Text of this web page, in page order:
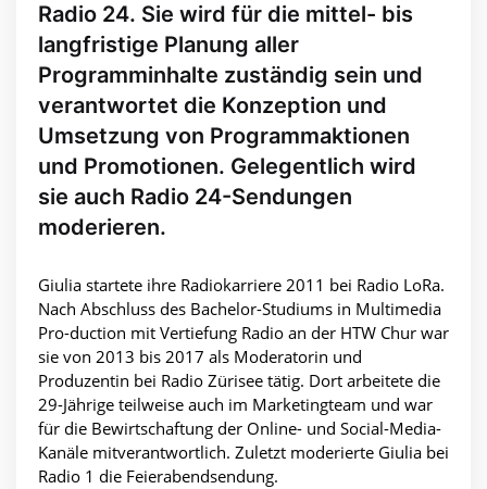
Radio 24. Sie wird für die mittel- bis
langfristige Planung aller
Programminhalte zuständig sein und
verantwortet die Konzeption und
Umsetzung von Programmaktionen
und Promotionen. Gelegentlich wird
sie auch Radio 24-Sendungen
moderieren.
Giulia startete ihre Radiokarriere 2011 bei Radio LoRa.
Nach Abschluss des Bachelor-Studiums in Multimedia
Pro-duction mit Vertiefung Radio an der HTW Chur war
sie von 2013 bis 2017 als Moderatorin und
Produzentin bei Radio Zürisee tätig. Dort arbeitete die
29-Jährige teilweise auch im Marketingteam und war
für die Bewirtschaftung der Online- und Social-Media-
Kanäle mitverantwortlich. Zuletzt moderierte Giulia bei
Radio 1 die Feierabendsendung.